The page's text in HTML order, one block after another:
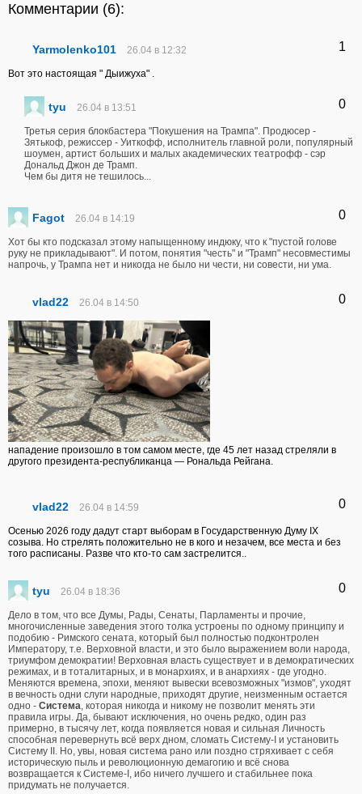
Комментарии (6):
Yarmolenko101 26.04 в 12:32 1
Вот это настоящая " Дыижуха" .
tyu 26.04 в 13:51 0
Третья серия блокбастера "Покушения на Трампа". Продюсер -
Зятькоф, режиссер - Уиткофф, исполнитель главной роли, популярный
шоумен, артист больших и малых академических театрофф - сэр
Дональд Джон де Трамп.
Чем бы дитя не тешилось...
Fagot 26.04 в 14:19 0
Хот бы кто подсказал этому напыщенному индюку, что к "пустой голове
руку не прикладывают". И потом, понятия "честь" и "Трамп" несовместимы
напрочь, у Трампа нет и никогда не было ни чести, ни совести, ни ума.
vlad22 26.04 в 14:50 0
нападение произошло в том самом месте, где 45 лет назад стреляли в
другого президента-республиканца — Рональда Рейгана.
vlad22 26.04 в 14:59 0
Осенью 2026 году дадут старт выборам в Государственную Думу IX
созыва. Но стрелять положительно не в кого и незачем, все места и без
того расписаны. Разве что кто-то сам застрелится..
tyu 26.04 в 18:36 0
Дело в том, что все Думы, Рады, Сенаты, Парламенты и прочие,
многочисленные заведения этого толка устроены по одному принципу и
подобию - Римского сената, который был полностью подконтролен
Императору, т.е. Верховной власти, и это было выражением воли народа,
триумфом демократии! Верховная власть существует и в демократических
режимах, и в тоталитарных, и в монархиях, и в анархиях - где угодно.
Меняются времена, эпохи, меняют вывески всевозможных "измов", уходят
в вечность одни слуги народные, приходят другие, неизменным остается
одно - Система, которая никогда и никому не позволит менять эти
правила игры. Да, бывают исключения, но очень редко, один раз
примерно, в тысячу лет, когда появляется новая и сильная Личность
способная перевернуть всё верх дном, сломать Систему-I и установить
Систему II. Но, увы, новая система рано или поздно стряхивает с себя
историческую пыль и революционную демагогию и всё снова
возвращается к Системе-I, ибо ничего лучшего и стабильнее пока
придумать не получается.